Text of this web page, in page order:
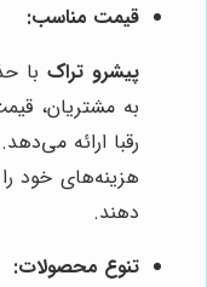
قیمت مناسب:
پیشرو تراک با
به مشتریان،
رقبا ارائه
هزینه‌های خود
دهند.
تنوع محصولات: